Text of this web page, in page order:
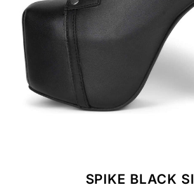
SPIKE BLACK